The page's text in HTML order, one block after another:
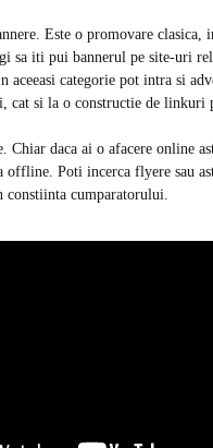
Este o promovare clasica,
sa iti pui bannerul pe site-uri
aceeasi categorie pot intra si
cat si la o constructie de linkuri
Chiar daca ai o afacere online
offline. Poti incerca flyere sau
constiinta cumparatorului.